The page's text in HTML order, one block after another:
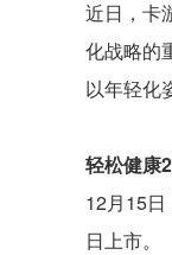
近日，卡
化战略的
以年轻化
轻松健康
12月15
日上市。